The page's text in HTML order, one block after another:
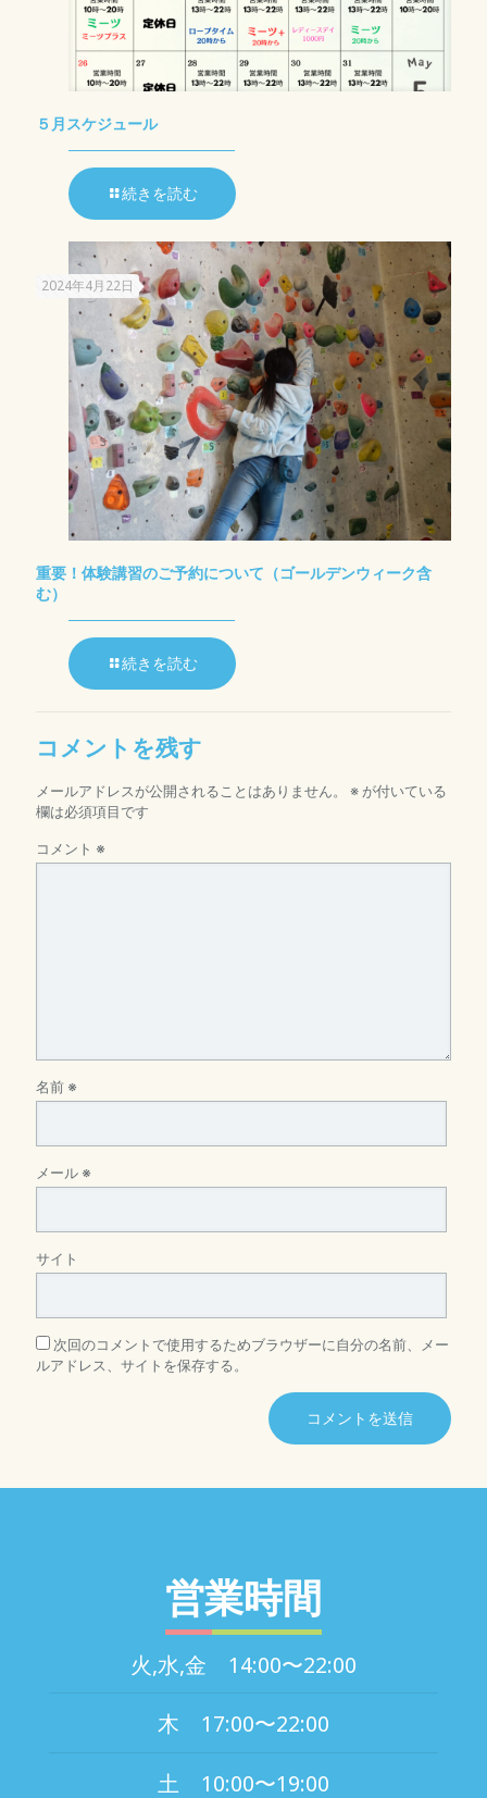
５月スケジュール
続きを読む
2024年4月22日
重要！体験講習のご予約について（ゴールデンウィーク含
む）
続きを読む
コメントを残す
メールアドレスが公開されることはありません。 ※ が付いている
欄は必須項目です
コメント ※
名前 ※
メール ※
サイト
次回のコメントで使用するためブラウザーに自分の名前、メー
ルアドレス、サイトを保存する。
営業時間
火,水,金 14:00〜22:00
木 17:00〜22:00
土 10:00〜19:00